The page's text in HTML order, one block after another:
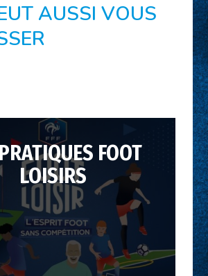
AUSSI VOUS
FOOT
LOISIRS
fidéliser vos
qui ne se retrouvent
dans la pratique
? Dynamiser la vie
club ? Attirer un
public et vous ouvrir à
pratiques ?
vous la création de
loisirs !